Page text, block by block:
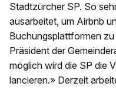
Stadtzürcher SP. So
ausarbeitet, um Airbnb
Buchungsplattformen
Präsident der
möglich wird die SP die
lancieren.» Derzeit